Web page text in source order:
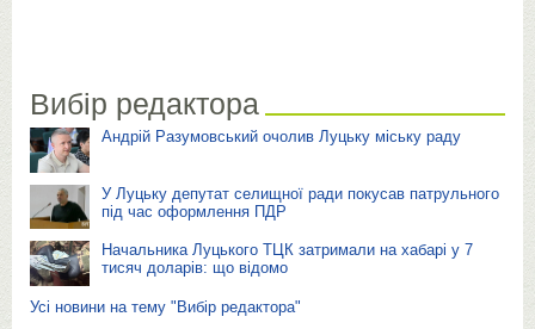
Вибір редактора
Андрій Разумовський очолив Луцьку міську раду
У Луцьку депутат селищної ради покусав патрульного
під час оформлення ПДР
Начальника Луцького ТЦК затримали на хабарі у 7
тисяч доларів: що відомо
Усі новини на тему "Вибір редактора"